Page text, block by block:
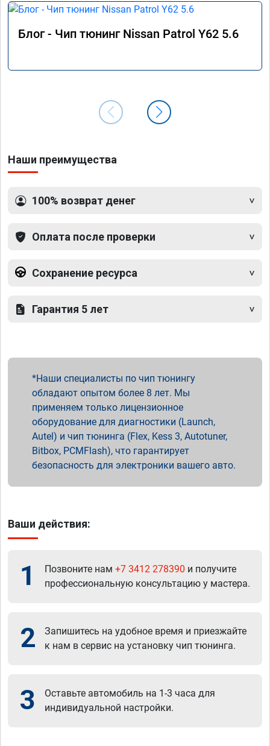
Блог - Чип тюнинг Nissan Patrol Y62 5.6
Наши преимущества
100% возврат денег
Оплата после проверки
Сохранение ресурса
Гарантия 5 лет
Наши специалисты по чип тюнингу
обладают опытом более 8 лет. Мы
применяем только лицензионное
оборудование для диагностики (Launch,
Autel) и чип тюнинга (Flex, Kess 3, Autotuner,
Bitbox, PCMFlash), что гарантирует
безопасность для электроники вашего авто.
Ваши действия:
1 Позвоните нам +7 3412 278390 и получите
профессиональную консультацию у мастера.
2
Запишитесь на удобное время и приезжайте
к нам в сервис на установку чип тюнинга.
3
Оставьте автомобиль на 1-3 часа для
индивидуальной настройки.